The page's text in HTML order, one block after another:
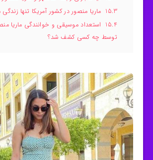
15.3 ماریا منصور در کشور آمریکا تنها
15.4 استعداد موسیقی و خوانندگی ماریا
توسط چه کسی کشف شد؟